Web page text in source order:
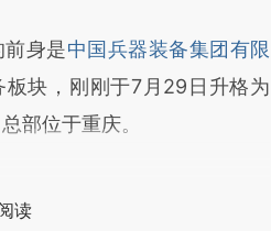
身是中国兵器装备集团有限
板块，刚刚于7月29日升格为
部位于重庆。
读